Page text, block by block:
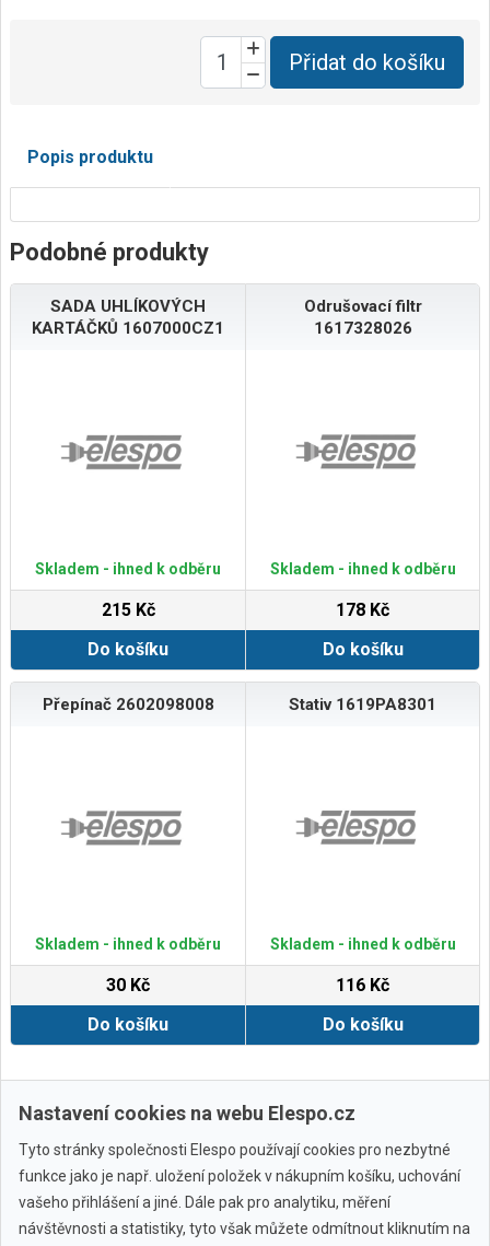
Přidat do košíku
Popis produktu
Podobné produkty
SADA UHLÍKOVÝCH
KARTÁČKŮ 1607000CZ1
Skladem - ihned k odběru
215 Kč
Do košíku
Odrušovací filtr
1617328026
Skladem - ihned k odběru
178 Kč
Do košíku
Přepínač 2602098008
Skladem - ihned k odběru
30 Kč
Do košíku
Stativ 1619PA8301
Skladem - ihned k odběru
116 Kč
Do košíku
Zobrazit další
Nastavení cookies na webu Elespo.cz
Tyto stránky společnosti Elespo používají cookies pro nezbytné
funkce jako je např. uložení položek v nákupním košíku, uchování
vašeho přihlášení a jiné. Dále pak pro analytiku, měření
návštěvnosti a statistiky, tyto však můžete odmítnout kliknutím na